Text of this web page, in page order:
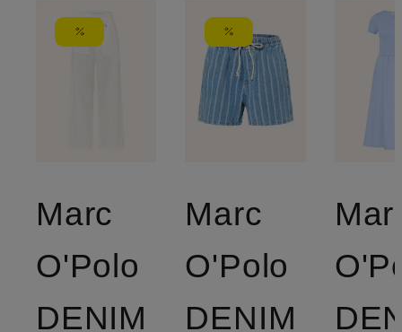
Marc
O'Polo
DENIM
Marc
O'Polo
DENIM